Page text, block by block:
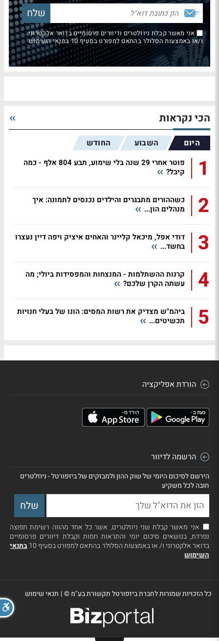
אני מאשר קבלת ניוזלטרים ודיוורים פרסומיים בדואר אלקטרוני
ו/או באמצעות הסלולר בהתאם למפורט בסעיף 10 בתנאי השימוש
הכי נקראות
היום השבוע החודש
1
פוטר אחרי 29 שנה בלי שימוע, תבע 804 אלף - כמה
קיבל?
2
כשההורים מתבגרים והילדים נכנסים לתמונה: איך
מנהלים הון...
3
דודי אפל, מיכאל קליינר והאחים איציק ויפה דיין נעצרו
בחשד...
4
קרנות ההשתלמות - המנצחות והמפסידות ביולי; מה
עשתה הקרן שלכם?
5
ביהמ"ש מצדיק את רשות המסים: הונו של בעלי חנויות
תכשיטים...
הורדת אפליקציה
הרשמה לדיוור
הירשם לסיכום היומי של שוק ההון ולמבזקים של ביזפורטל - ניוזלטרים
חובה לכל משקיע
אני מאשר קבלת שני ניוזלטרים, אשר כל אחד מהווה רשימת תפוצה
נפרדת, בנושאים סיכום יומי והתראות חמות וקבלת דיוורים פרסומיים
בדואר אלקטרוני ו/ או באמצעות הסלולר בהתאם למפורט בסעיף 10
בתנאי
השימוש
כל הזכויות שמורות לחברת ביזפורטל תקשורת בע"מ ©| תנאי שימוש